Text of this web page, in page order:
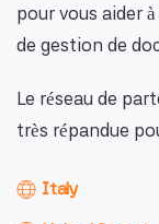
pour vous aider
de gestion de
Le réseau de
très répandue
Italy